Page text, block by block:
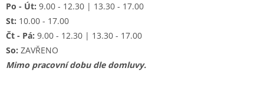
Po - Út: 9.00 - 12.30 | 13.30 - 17.00
St: 10.00 - 17.00
Čt - Pá: 9.00 - 12.30 | 13.30 - 17.00
So: ZAVŘENO
Mimo pracovní dobu dle domluvy.